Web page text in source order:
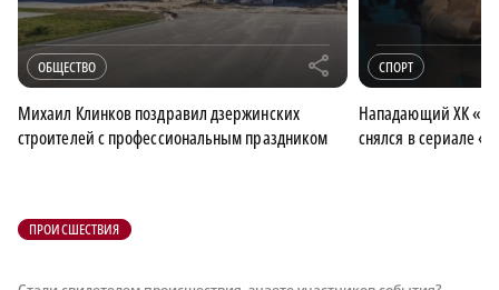
ОБЩЕСТВО r
Михаил Клинков поздравил дзержинских
строителей с профессиональным праздником
СПОРТ
Нападающий ХК
снялся в сериале
ПРОИСШЕСТВИЯ